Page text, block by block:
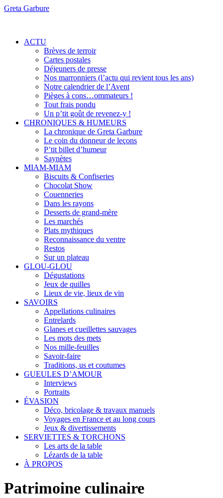
Greta Garbure
ACTU
Brèves de terroir
Cartes postales
Déjeuners de presse
Nos marronniers (l’actu qui revient tous les ans)
Notre calendrier de l’Avent
Pièges à cons…ommateurs !
Tout frais pondu
Un p’tit goût de revenez-y !
CHRONIQUES & HUMEURS
La chronique de Greta Garbure
Le coin du donneur de leçons
P’tit billet d’humeur
Saynètes
MIAM-MIAM
Biscuits & Confiseries
Chocolat Show
Couenneries
Dans les rayons
Desserts de grand-mère
Les marchés
Plats mythiques
Reconnaissance du ventre
Restos
Sur un plateau
GLOU-GLOU
Dégustations
Jeux de quilles
Lieux de vie, lieux de vin
SAVOIRS
Appellations culinaires
Entrelards
Glanes et cueillettes sauvages
Les mots des mets
Nos mille-feuilles
Savoir-faire
Traditions, us et coutumes
GUEULES D’AMOUR
Interviews
Portraits
ÉVASION
Déco, bricolage & travaux manuels
Voyages en France et au long cours
Jeux & divertissements
SERVIETTES & TORCHONS
Les arts de la table
Lézards de la table
À PROPOS
Patrimoine culinaire